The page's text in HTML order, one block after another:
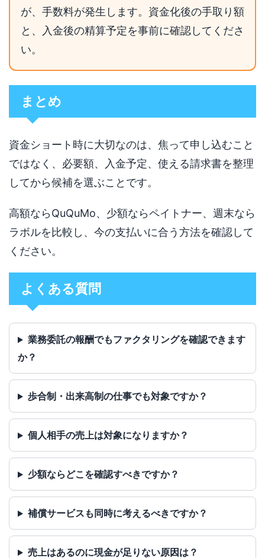
が、手数料が発生します。資金化後の手取り額
と、入金後の精算予定を事前に確認してくださ
い。
まとめ
資金ショート時に大切なのは、焦って申し込むこと
ではなく、必要額、入金予定、使える請求書を整理
してから候補を選ぶことです。
高額ならQuQuMo、少額ならペイトナー、週末なら
ラボルを比較し、今の支払いに合う方法を確認して
ください。
よくある質問
業務委託の報酬でもファクタリングを確認できます
か？
歩合制・出来高制の仕事でも対象ですか？
個人相手の売上は対象になりますか？
少額ならどこを確認すべきですか？
補償サービスも同時に考えるべきですか？
売上はあるのに現金が足りない原因は？